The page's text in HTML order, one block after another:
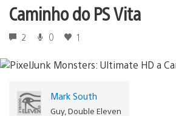
Caminho do PS Vita
2 0 1
Mark South
Guy, Double Eleven